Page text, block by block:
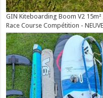
GIN Kiteboarding Boom V2
Race Course Compétition - NEUVE